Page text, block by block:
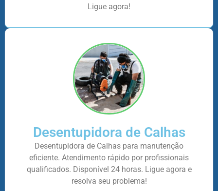
Ligue agora!
Desentupidora de Calhas
Desentupidora de Calhas para manutenção
eficiente. Atendimento rápido por profissionais
qualificados. Disponível 24 horas. Ligue agora e
resolva seu problema!